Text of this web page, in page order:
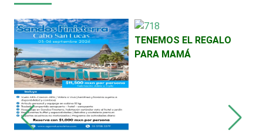
Cromadoras
Decoración de Interiores
Dentistas
Deportes
TENEMOS EL REGALO
PARA MAMÁ